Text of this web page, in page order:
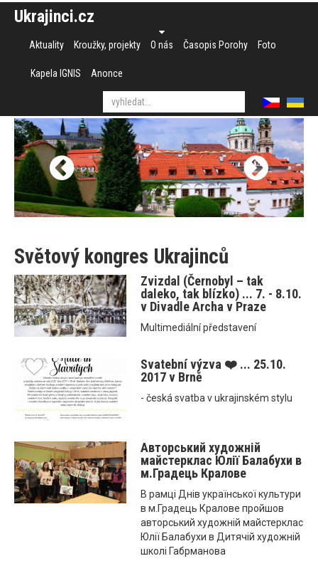
Ukrajinci.cz
Aktuality Kroužky, projekty O nás Časopis Porohy Foto
Kapela IGNIS Anonce
Světový kongres Ukrajinců
Zvizdal (Černobyl – tak
daleko, tak blízko) ... 7. - 8.10.
v Divadle Archa v Praze
Multimediální představení
Svatební výzva ❤️ ... 25.10.
2017 v Brně
- česká svatba v ukrajinském stylu
Aвторський художній
майстерклас Юлії Балабухи в
м.Градець Кралове
В рамці Днів української культури
в м.Градець Кралове пройшов
авторський художній майстерклас
Юлії Балабухи в Дитячій художній
школі Габрманова